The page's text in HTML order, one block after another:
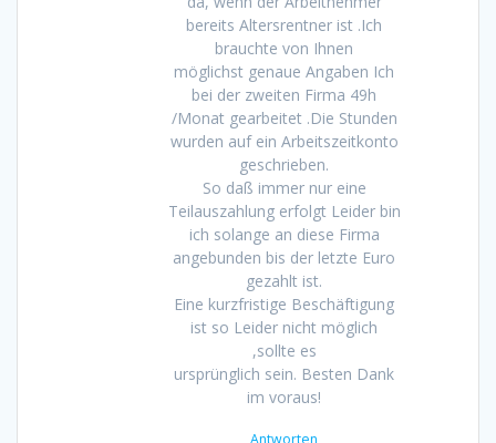
bereits Altersrentner ist .Ich
brauchte von Ihnen
möglichst genaue Angaben Ich
bei der zweiten Firma 49h
/Monat gearbeitet .Die Stunden
wurden auf ein Arbeitszeitkonto
geschrieben.
So daß immer nur eine
Teilauszahlung erfolgt Leider bin
ich solange an diese Firma
angebunden bis der letzte Euro
gezahlt ist.
Eine kurzfristige Beschäftigung
ist so Leider nicht möglich
,sollte es
ursprünglich sein. Besten Dank
im voraus!